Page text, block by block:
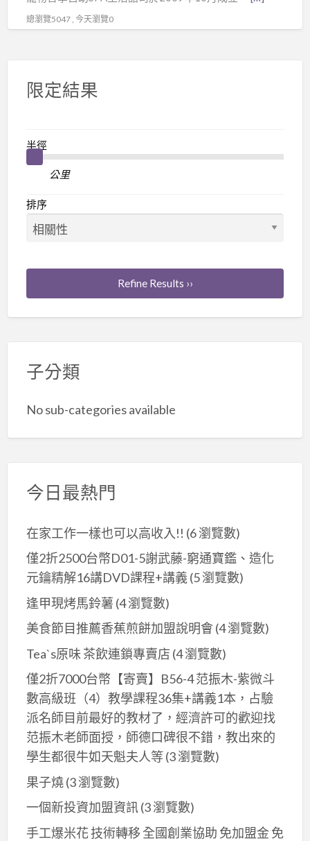
總瀏覽5047 , 今天瀏覽0
限定結果
半徑
公里
排序
Refine Results ››
子分類
No sub-categories available
今日最熱門
在家工作一樣也可以高收入!! (6 瀏覽數)
僅2折2500台幣D01-5謝武藤-窮通寶鑑、造化
元鑰精解16講DVD課程+講義(5 瀏覽數)
逢甲現烤馬鈴薯 (4 瀏覽數)
美食節目推薦香蕉煎餅加盟說明會 (4 瀏覽數)
Tea`s原味 茶飲連鎖專賣店 (4 瀏覽數)
僅2折7000台幣【寄賣】B56-4 范振木-紫微斗
數高級班（4）教學課程36集+講義1本，占驗
派名師目前最好的教材了，經濟許可的歡迎找
范振木老師面授，師德口碑很不錯，教出來的
學生都很牛如天魁夫人等(3 瀏覽數)
果子燒(3 瀏覽數)
一個新投資加盟資訊(3 瀏覽數)
手工爆米花 技術轉移 全國創業協助 免加盟金 免